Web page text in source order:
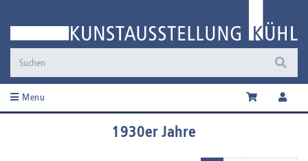
Menu
1930er Jahre